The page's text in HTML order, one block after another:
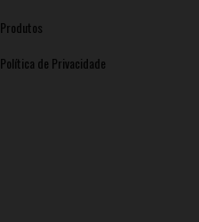
Produtos
Política de Privacidade